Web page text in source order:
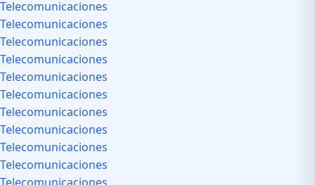
Telecomunicaciones
Telecomunicaciones
Telecomunicaciones
Telecomunicaciones
Telecomunicaciones
Telecomunicaciones
Telecomunicaciones
Telecomunicaciones
Telecomunicaciones
Telecomunicaciones